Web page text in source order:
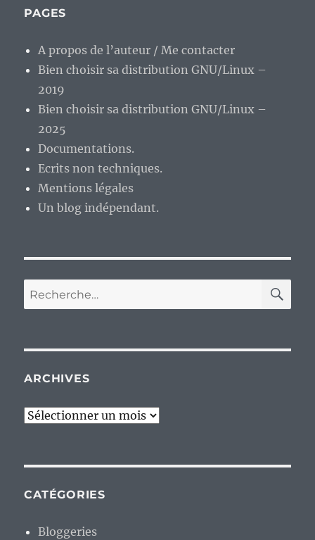
libre,
épisode
l’épopée
PAGES
A propos de l’auteur / Me contacter
Bien choisir sa distribution GNU/Linux –
2019
Bien choisir sa distribution GNU/Linux –
2025
Documentations.
Ecrits non techniques.
Mentions légales
Un blog indépendant.
Recherche
pour :
ARCHIVES
Archives
CATÉGORIES
Bloggeries